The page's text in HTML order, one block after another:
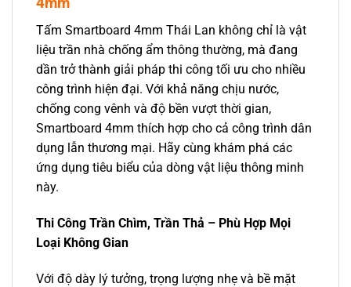
Tấm Smartboard 4mm Thái Lan không chỉ là vật
liệu trần nhà chống ẩm thông thường, mà đang
dần trở thành giải pháp thi công tối ưu cho nhiều
công trình hiện đại. Với khả năng chịu nước,
chống cong vênh và độ bền vượt thời gian,
Smartboard 4mm thích hợp cho cả công trình dân
dụng lẫn thương mại. Hãy cùng khám phá các
ứng dụng tiêu biểu của dòng vật liệu thông minh
này.
Thi Công Trần Chìm, Trần Thả – Phù Hợp Mọi
Loại Không Gian
Với độ dày lý tưởng, trọng lượng nhẹ và bề mặt